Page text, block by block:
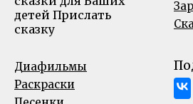
детей Прислать
сказку
Диафильмы
Раскраски